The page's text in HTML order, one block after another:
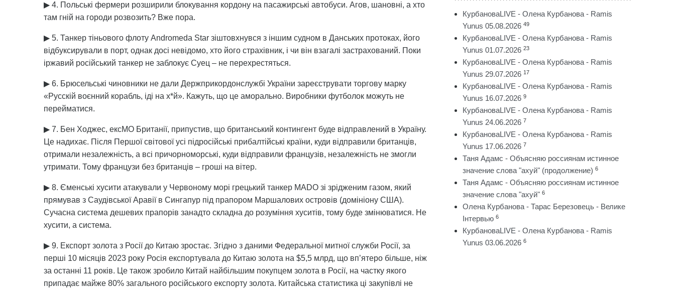
▶ 4. Польські фермери розширили блокування кордону на пасажирські автобуси. Агов, шановні, а хто
там гній на городи розвозить? Вже пора.
▶ 5. Танкер тіньового флоту Andromeda Star зіштовхнувся з іншим судном в Данських протоках, його
відбуксирували в порт, однак досі невідомо, хто його страхівник, і чи він взагалі застрахований. Поки
іржавий російський танкер не заблокує Суец – не перехрестяться.
▶ 6. Брюсельські чиновники не дали Держприкордонслужбі України зареєструвати торгову марку
«Русскій воєнний корабль, іді на х*й». Кажуть, що це аморально. Виробники футболок можуть не
перейматися.
▶ 7. Бен Ходжес, ексМО Британії, припустив, що британський контингент буде відправлений в Україну.
Це надихає. Після Першої світової усі підросійські прибалтійські країни, куди відправили британців,
отримали незалежність, а всі причорноморські, куди відправили французів, незалежність не змогли
утримати. Тому французи без британців – гроші на вітер.
▶ 8. Єменські хусити атакували у Червоному морі грецький танкер MADO зі зрідженим газом, який
прямував з Саудівської Аравії в Сингапур під прапором Маршалових островів (домініону США).
Сучасна система дешевих прапорів занадто складна до розуміння хуситів, тому буде змінюватися. Не
хусити, а система.
▶ 9. Експорт золота з Росії до Китаю зростає. Згідно з даними Федеральної митної служби Росії, за
перші 10 місяців 2023 року Росія експортувала до Китаю золота на $5,5 млрд, що вп’ятеро більше, ніж
за останні 11 років. Це також зробило Китай найбільшим покупцем золота в Росії, на частку якого
припадає майже 80% загального російського експорту золота. Китайська статистика ці закупівлі не
КурбановаLIVE - Олена Курбанова - Ramis
Yunus 05.08.2026 49
КурбановаLIVE - Олена Курбанова - Ramis
Yunus 01.07.2026 23
КурбановаLIVE - Олена Курбанова - Ramis
Yunus 29.07.2026 17
КурбановаLIVE - Олена Курбанова - Ramis
Yunus 16.07.2026 9
КурбановаLIVE - Олена Курбанова - Ramis
Yunus 24.06.2026 7
КурбановаLIVE - Олена Курбанова - Ramis
Yunus 17.06.2026 7
Таня Адамс - Объясняю россиянам истинное
значение слова "ахуй" (продолжение) 6
Таня Адамс - Объясняю россиянам истинное
значение слова "ахуй" 6
Олена Курбанова - Тарас Березовець - Велике
Інтервью 6
КурбановаLIVE - Олена Курбанова - Ramis
Yunus 03.06.2026 6